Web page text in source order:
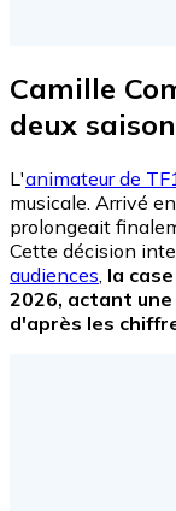
Camille
deux
L'animateur de
musicale. Arrivé
prolongeait
Cette décision
audiences la
2026, actant
d'après les